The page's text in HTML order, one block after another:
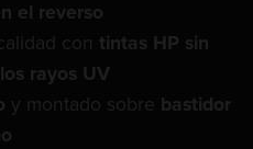
el reverso
con tintas HP sin
rayos UV
y montado sobre bastidor